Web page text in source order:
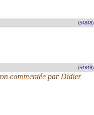
(54848)
(54849)
commentée par Didier